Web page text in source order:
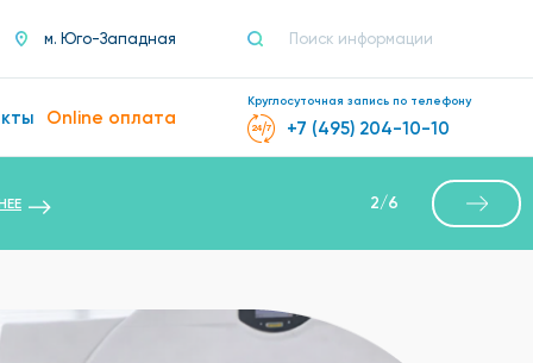
м. Юго-Западная
Online оплата
Круглосуточная запись по телефону
+7 (495) 204-10-10
2/6